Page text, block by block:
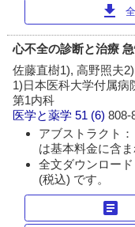
download
心不全の診断と治療
佐藤直樹1), 高野照夫2)
1)日本医科大学付属病
第1内科
医学と薬学 51 (6)808-
アブストラクト
は基本料金に含ま
全文ダウンロー
(税込) です。
article